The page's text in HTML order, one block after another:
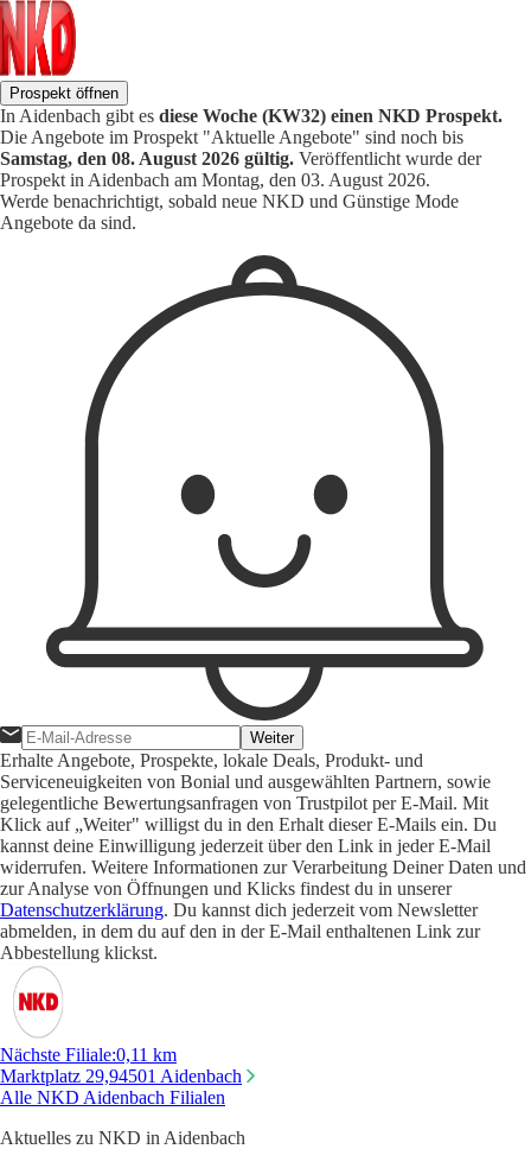
Prospekt öffnen
In Aidenbach gibt es diese Woche (KW32) einen NKD Prospekt.
Die Angebote im Prospekt "Aktuelle Angebote" sind noch bis
Samstag, den 08. August 2026 gültig. Veröffentlicht wurde der
Prospekt in Aidenbach am Montag, den 03. August 2026.
Werde benachrichtigt, sobald neue NKD und Günstige Mode
Angebote da sind.
Weiter
Erhalte Angebote, Prospekte, lokale Deals, Produkt- und
Serviceneuigkeiten von Bonial und ausgewählten Partnern, sowie
gelegentliche Bewertungsanfragen von Trustpilot per E-Mail. Mit
Klick auf „Weiter" willigst du in den Erhalt dieser E-Mails ein. Du
kannst deine Einwilligung jederzeit über den Link in jeder E-Mail
widerrufen. Weitere Informationen zur Verarbeitung Deiner Daten und
zur Analyse von Öffnungen und Klicks findest du in unserer
Datenschutzerklärung. Du kannst dich jederzeit vom Newsletter
abmelden, in dem du auf den in der E-Mail enthaltenen Link zur
Abbestellung klickst.
Nächste Filiale:0,11 km
Marktplatz 29,94501 Aidenbach
Alle NKD Aidenbach Filialen
Aktuelles zu NKD in Aidenbach